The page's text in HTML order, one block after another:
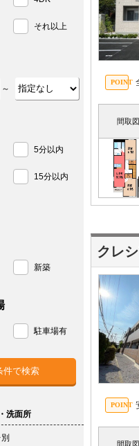
間取図
クレ
間取図
それ以上
～
5分以内
15分以内
新築
駐車場有
洗面所